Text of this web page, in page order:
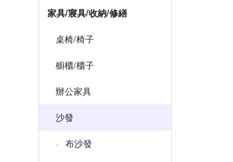
漢汀堡▼全館享優惠
瓦酷家具▼指定品再折扣
IDEA▼限時下殺
家具/寢具/收納/修繕
桌椅/椅子
櫥櫃/櫃子
辦公家具
沙發
布沙發